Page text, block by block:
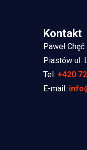
Kontakt
Paweł Chęć
Piastów ul.
Tel: +420
E-mail: